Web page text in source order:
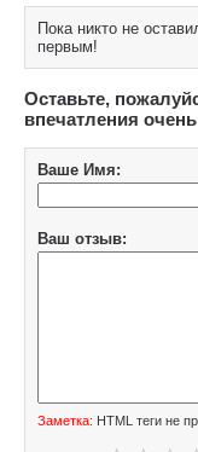
Пока никто не
первым!
Оставьте,
впечатления
Ваше Имя:
Ваш отзыв:
Заметка: HTML теги не